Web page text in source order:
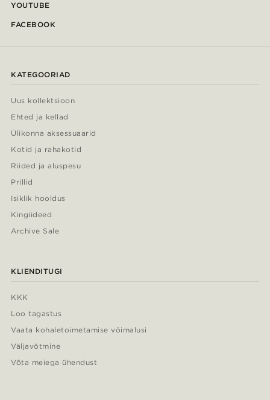
YOUTUBE
FACEBOOK
KATEGOORIAD
Uus kollektsioon
Ehted ja kellad
Ülikonna aksessuaarid
Kotid ja rahakotid
Riided ja aluspesu
Prillid
Isiklik hooldus
Kingiideed
Archive Sale
KLIENDITUGI
KKK
Loo tagastus
Vaata kohaletoimetamise võimalusi
Väljavõtmine
Võta meiega ühendust